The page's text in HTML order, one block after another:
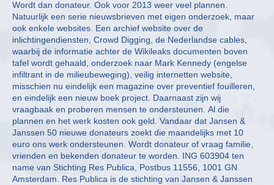
Wordt dan donateur. Ook voor 2013 weer veel plannen.
Natuurlijk een serie nieuwsbrieven met eigen onderzoek, maar
ook enkele websites. Een archief website over de
inlichtingendiensten, Crowd Digging, de Nederlandse cables,
waarbij de informatie achter de Wikileaks documenten boven
tafel wordt gehaald, onderzoek naar Mark Kennedy (engelse
infiltrant in de milieubeweging), veilig internetten website,
misschien nu eindelijk een magazine over preventief fouilleren,
en eindelijk een nieuw boek project. Daarnaast zijn wij
vraagbaak en proberen mensen te ondersteunen. Al die
plannen en het werk kosten ook geld. Vandaar dat Jansen &
Janssen 50 nieuwe donateurs zoekt die maandelijks met 10
euro ons werk ondersteunen. Wordt donateur of vraag familie,
vrienden en bekenden donateur te worden. ING 603904 ten
name van Stichting Res Publica, Postbus 11556, 1001 GN
Amsterdam. Res Publica is de stichting van Jansen & Janssen